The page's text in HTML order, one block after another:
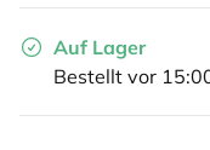
Auf Lager
Bestellt vor